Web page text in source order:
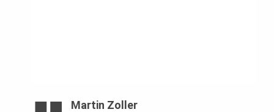
Martin Zoller